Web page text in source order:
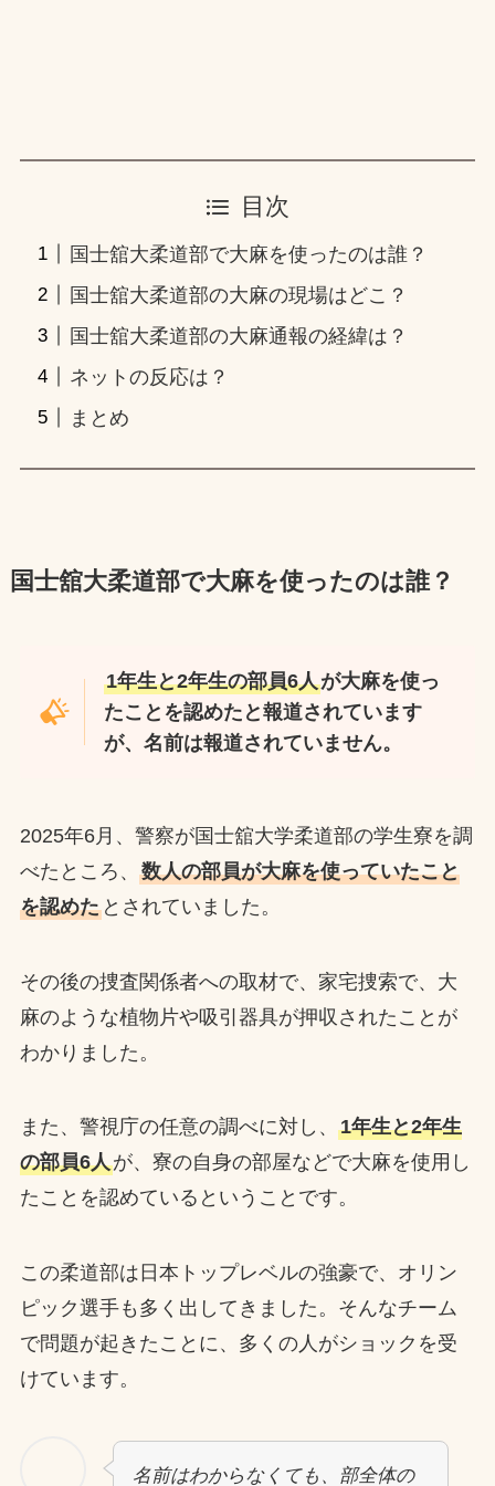
目次
国士舘大柔道部で大麻を使ったのは誰？
国士舘大柔道部の大麻の現場はどこ？
国士舘大柔道部の大麻通報の経緯は？
ネットの反応は？
まとめ
国士舘大柔道部で大麻を使ったのは誰？
1年生と2年生の部員6人が大麻を使っ
たことを認めたと報道されています
が、名前は報道されていません。
2025年6月、警察が国士舘大学柔道部の学生寮を調
べたところ、 数人の部員が大麻を使っていたこと
を認めたとされていました。
その後の捜査関係者への取材で、家宅捜索で、大
麻のような植物片や吸引器具が押収されたことが
わかりました。
また、警視庁の任意の調べに対し、 1年生と2年生
の部員6人が、寮の自身の部屋などで大麻を使用し
たことを認めているということです。
この柔道部は日本トップレベルの強豪で、オリン
ピック選手も多く出してきました。そんなチーム
で問題が起きたことに、多くの人がショックを受
けています。
名前はわからなくても、部全体の